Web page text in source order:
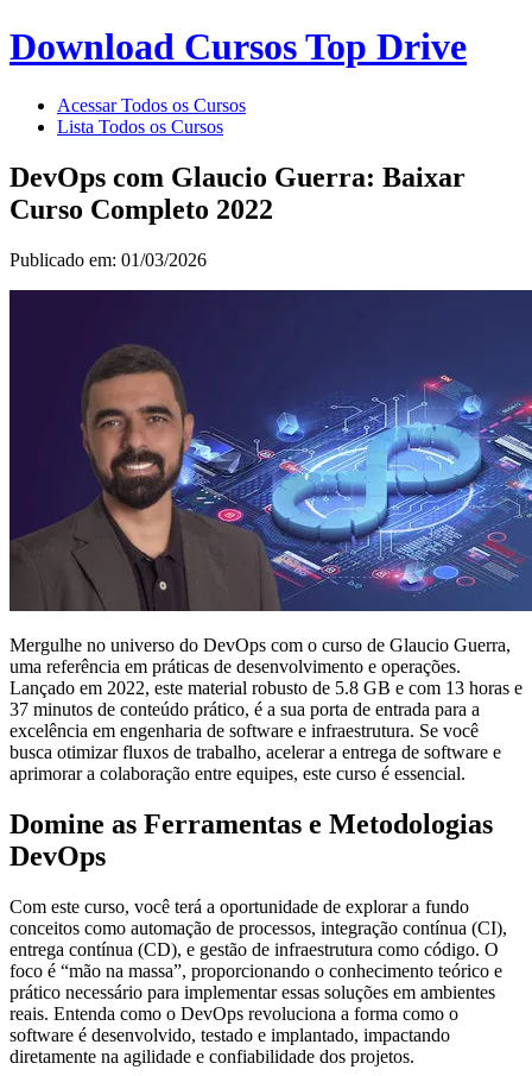
Download Cursos Top Drive
Acessar Todos os Cursos
Lista Todos os Cursos
DevOps com Glaucio Guerra: Baixar
Curso Completo 2022
Publicado em: 01/03/2026
Mergulhe no universo do DevOps com o curso de Glaucio Guerra,
uma referência em práticas de desenvolvimento e operações.
Lançado em 2022, este material robusto de 5.8 GB e com 13 horas e
37 minutos de conteúdo prático, é a sua porta de entrada para a
excelência em engenharia de software e infraestrutura. Se você
busca otimizar fluxos de trabalho, acelerar a entrega de software e
aprimorar a colaboração entre equipes, este curso é essencial.
Domine as Ferramentas e Metodologias
DevOps
Com este curso, você terá a oportunidade de explorar a fundo
conceitos como automação de processos, integração contínua (CI),
entrega contínua (CD), e gestão de infraestrutura como código. O
foco é “mão na massa”, proporcionando o conhecimento teórico e
prático necessário para implementar essas soluções em ambientes
reais. Entenda como o DevOps revoluciona a forma como o
software é desenvolvido, testado e implantado, impactando
diretamente na agilidade e confiabilidade dos projetos.